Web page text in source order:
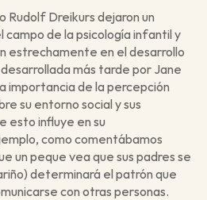
Rudolf Dreikurs dejaron un
campo de la psicología infantil y
estrechamente en el desarrollo
más tarde por Jane
importancia de la percepción
su entorno social y sus
esto influye en su
como comentábamos
un peque vea que sus padres se
determinará el patrón que
con otras personas.